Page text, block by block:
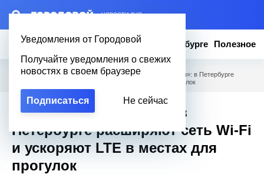
– НОВОСТИ ДНЯ
Уведомления от Городовой
Получайте уведомления о свежих
новостях в своем браузере
Подписаться Не сейчас
Новости Эксклюзив Вопросы о Петербурге Полезное
Городовой Новости Петербурга / Никаких «слепых зон»: в Петербурге
расширяют сеть Wi-Fi и ускоряют LTE в местах для прогулок
Никаких «слепых зон»: в
Петербурге расширяют сеть Wi-Fi
и ускоряют LTE в местах для
прогулок